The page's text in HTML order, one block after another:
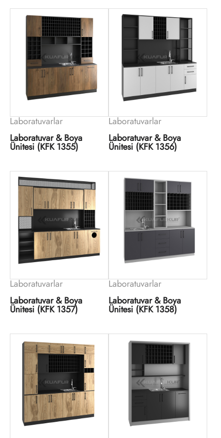
Laboratuvarlar
Laboratuvar & Boya
Ünitesi (KFK 1355)
Laboratuvarlar
Laboratuvar & Boya
Ünitesi (KFK 1356)
Laboratuvarlar
Laboratuvar & Boya
Ünitesi (KFK 1357)
Laboratuvarlar
Laboratuvar & Boya
Ünitesi (KFK 1358)